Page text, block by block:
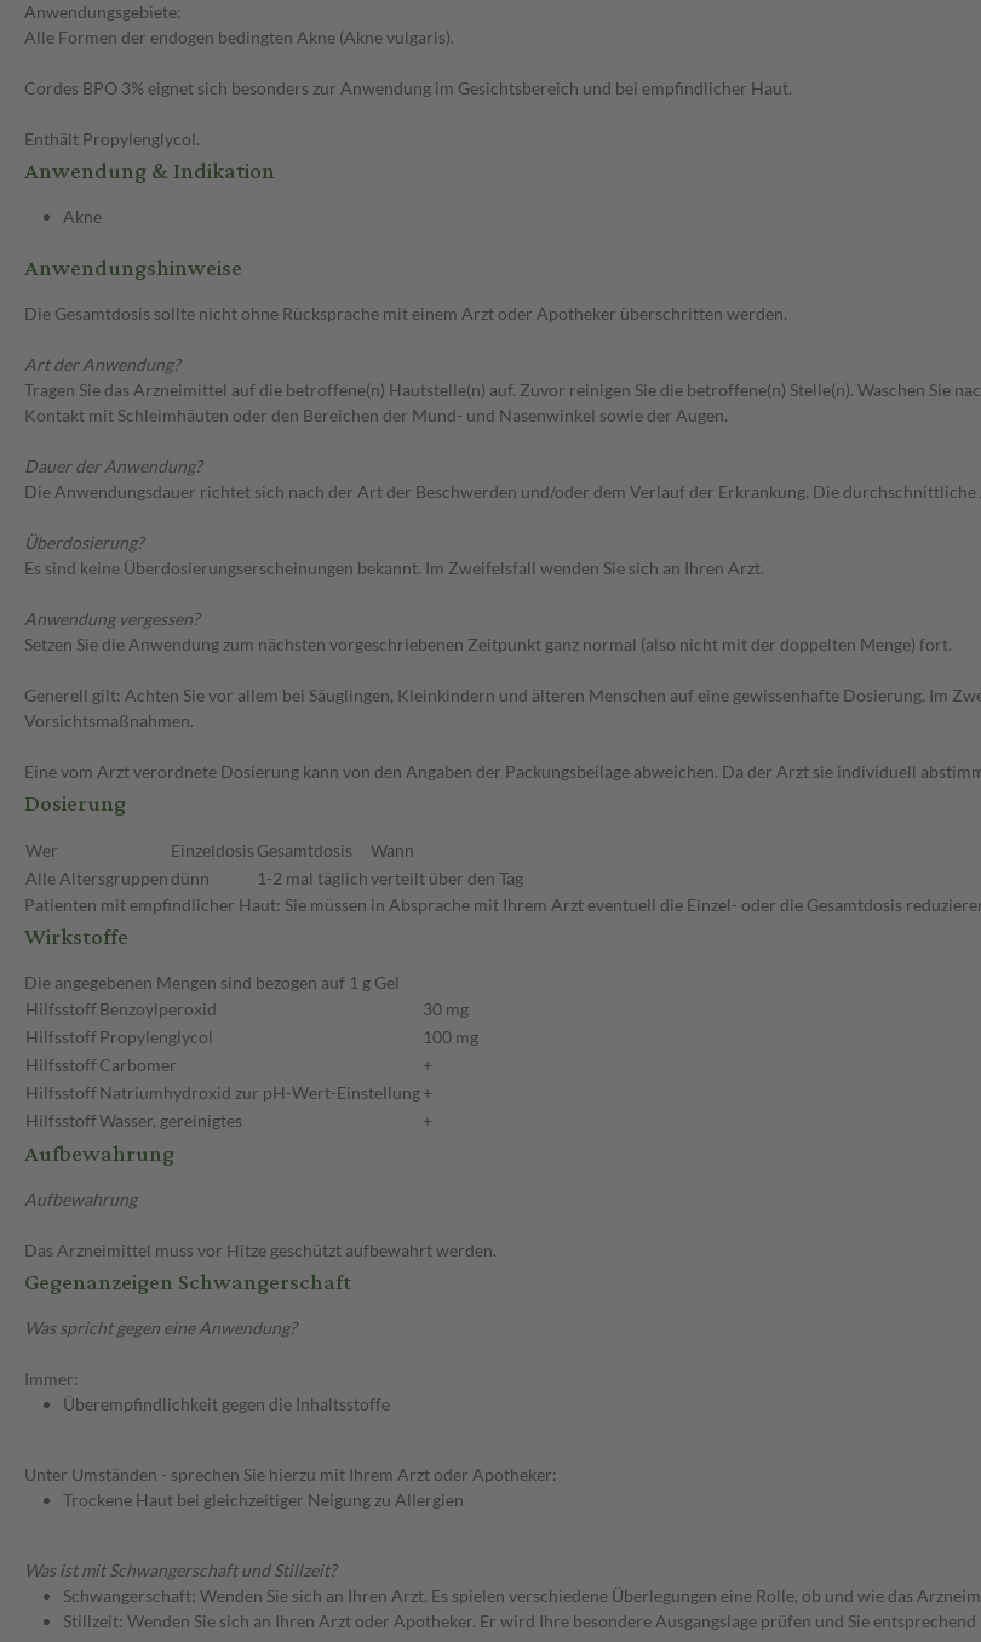
Anwendungsgebiete:
Alle Formen der endogen bedingten Akne (Akne vulgaris).
Cordes BPO 3% eignet sich besonders zur Anwendung im Gesichtsbereich und bei empfindlicher Haut.
Enthält Propylenglycol.
Anwendung & Indikation
Akne
Anwendungshinweise
Die Gesamtdosis sollte nicht ohne Rücksprache mit einem Arzt oder Apotheker überschritten werden.
Art der Anwendung?
Tragen Sie das Arzneimittel auf die betroffene(n) Hautstelle(n) auf. Zuvor reinigen Sie die betroffene(n) Stelle(n). Waschen Sie
Kontakt mit Schleimhäuten oder den Bereichen der Mund- und Nasenwinkel sowie der Augen.
Dauer der Anwendung?
Die Anwendungsdauer richtet sich nach der Art der Beschwerden und/oder dem Verlauf der Erkrankung. Die
Überdosierung?
Es sind keine Überdosierungserscheinungen bekannt. Im Zweifelsfall wenden Sie sich an Ihren Arzt.
Anwendung vergessen?
Setzen Sie die Anwendung zum nächsten vorgeschriebenen Zeitpunkt ganz normal (also nicht mit der doppelten Menge) fort.
Generell gilt: Achten Sie vor allem bei Säuglingen, Kleinkindern und älteren Menschen auf eine gewissenhafte Dosierung. Im
Vorsichtsmaßnahmen.
Eine vom Arzt verordnete Dosierung kann von den Angaben der Packungsbeilage abweichen. Da der Arzt sie individuell
Dosierung
Wer Einzeldosis Gesamtdosis
Wann
Alle Altersgruppendünn 1-2 mal täglichverteilt über den Tag
Patienten mit empfindlicher Haut: Sie müssen in Absprache mit Ihrem Arzt eventuell die Einzel- oder die Gesamtdosis
Wirkstoffe
Die angegebenen Mengen sind bezogen auf 1 g Gel
HilfsstoffBenzoylperoxid
30 mg
HilfsstoffPropylenglycol
100 mg
HilfsstoffCarbomer
+
HilfsstoffNatriumhydroxid zur pH-Wert-Einstellung+
HilfsstoffWasser, gereinigtes +
Aufbewahrung
Aufbewahrung
Das Arzneimittel muss vor Hitze geschützt aufbewahrt werden.
Gegenanzeigen Schwangerschaft
Was spricht gegen eine Anwendung?
Immer:
Überempfindlichkeit gegen die Inhaltsstoffe
Unter Umständen - sprechen Sie hierzu mit Ihrem Arzt oder Apotheker:
Trockene Haut bei gleichzeitiger Neigung zu Allergien
Was ist mit Schwangerschaft und Stillzeit?
Schwangerschaft: Wenden Sie sich an Ihren Arzt. Es spielen verschiedene Überlegungen eine Rolle, ob und wie das
Stillzeit: Wenden Sie sich an Ihren Arzt oder Apotheker. Er wird Ihre besondere Ausgangslage prüfen und Sie